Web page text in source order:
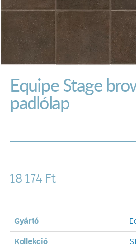
Equipe Stage
padlólap
18 174 Ft
Gyártó
Kollekció